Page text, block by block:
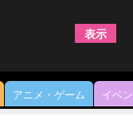
アニメ・ゲーム イベ
表示